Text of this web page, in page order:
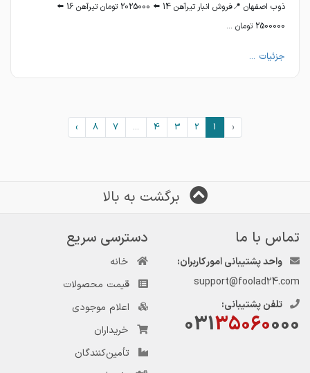
ذوب اصفهان 📍فروش انبار تیرآهن 14 ⬅️ 2025000 تومان تیرآهن 16 ⬅️
2500000 تومان ...
جزئیات ...
‹
1
2
3
4
...
7
8
›
برگشت به بالا
تماس با ما
واحد پشتیبانی امور کاربران:
support@foolad24.com
تلفن پشتیبانی:
03135060000
دسترسی سریع
خانه
قیمت محصولات
اعلام موجودی
خریداران
تأمین‌کنندگان